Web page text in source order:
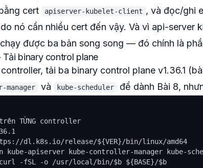
cert
apiserver-kubelet-client , và đọc/ghi
nó cần nhiều cert đến vậy. Và vì api-server
được ba bản song song — đó chính là
binary control plane
tải ba binary control plane v1.36.1
và kube-scheduler để dành Bài 8,
TỪNG controller
dl.k8s.io/release/${VER}/bin/linux/amd64
apiserver kube-controller-manager kube-
-fSL -o /usr/local/bin/$b ${BASE}/$b